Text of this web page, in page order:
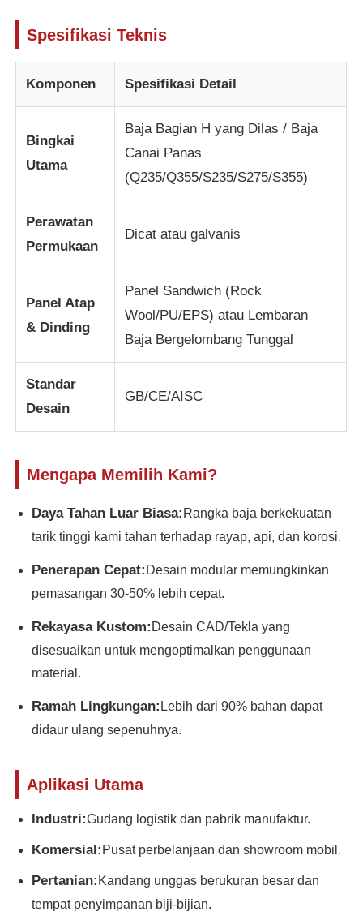
Hubungi kami
Berita
Semua Kasus
Quote request suatu
Bangunan struktur baja
Bengkel Struktur Baja
gudang struktur baja
Gudang Struktur Baja
Kantor Struktur Baja
Struktur baja Rumah unggas
Struktur Baja Bertingkat
Struktur baja industri
Struktur baja cetakan
Spesifikasi Teknis
Komponen Spesifikasi Detail
Bingkai
Utama
Baja Bagian H yang Dilas / Baja
Canai Panas
(Q235/Q355/S235/S275/S355)
Perawatan
Permukaan
Dicat atau galvanis
Panel Atap
& Dinding
Panel Sandwich (Rock
Wool/PU/EPS) atau Lembaran
Baja Bergelombang Tunggal
Standar
Desain
GB/CE/AISC
Mengapa Memilih Kami?
Daya Tahan Luar Biasa: Rangka baja berkekuatan
tarik tinggi kami tahan terhadap rayap, api, dan korosi.
Penerapan Cepat: Desain modular memungkinkan
pemasangan 30-50% lebih cepat.
Rekayasa Kustom: Desain CAD/Tekla yang
disesuaikan untuk mengoptimalkan penggunaan
material.
Ramah Lingkungan: Lebih dari 90% bahan dapat
didaur ulang sepenuhnya.
Aplikasi Utama
Industri:Gudang logistik dan pabrik manufaktur.
Komersial: Pusat perbelanjaan dan showroom mobil.
Pertanian: Kandang unggas berukuran besar dan
tempat penyimpanan biji-bijian.